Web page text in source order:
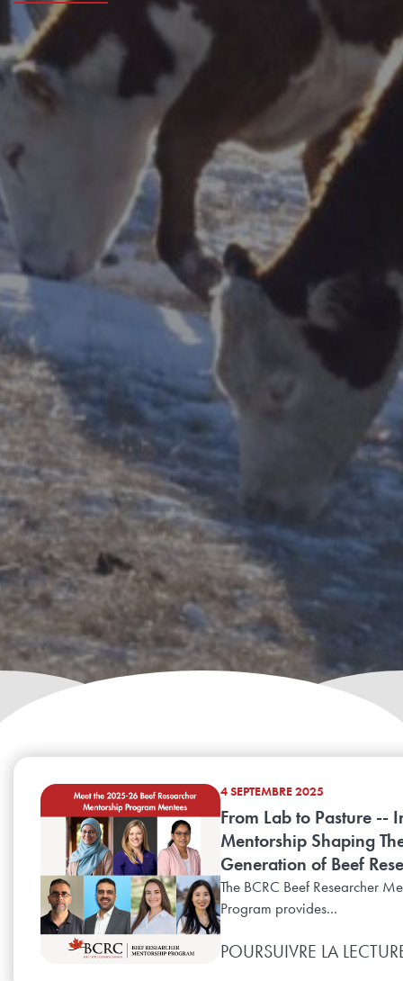
4 SEPTEMBRE 2025
From Lab to Pasture --
Mentorship Shaping
Generation of Beef
The BCRC Beef Researcher
Program provides...
POURSUIVRE LA